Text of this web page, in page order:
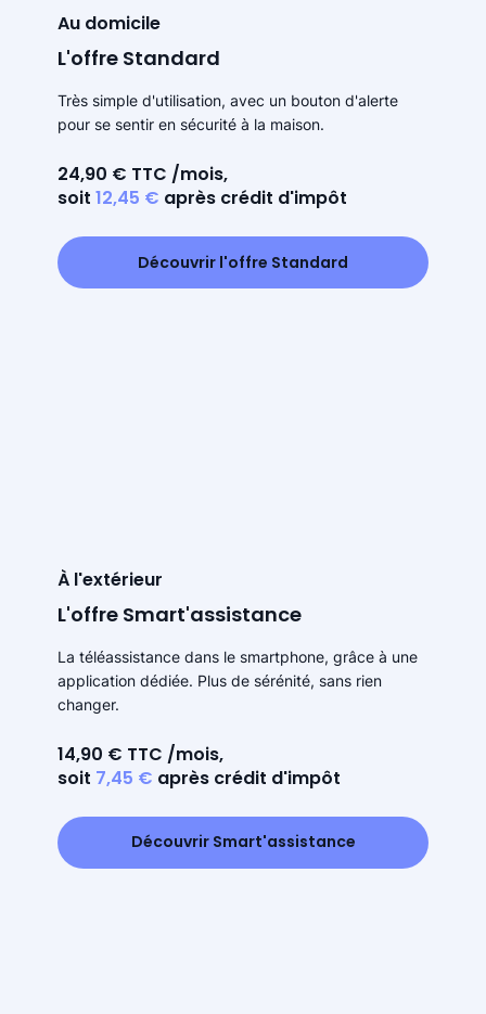
Au domicile
L'offre Standard
Très simple d'utilisation, avec un bouton d'alerte
pour se sentir en sécurité à la maison.
24,90 € TTC /mois,
soit 12,45 € après crédit d'impôt
Découvrir l'offre Standard
À l'extérieur
L'offre Smart'assistance
La téléassistance dans le smartphone, grâce à une
application dédiée. Plus de sérénité, sans rien
changer.
14,90 € TTC /mois,
soit 7,45 € après crédit d'impôt
Découvrir Smart'assistance